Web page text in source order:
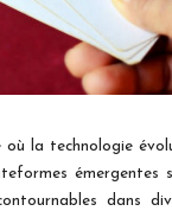
où la technologie
émergentes
dans